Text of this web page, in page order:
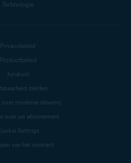
Technologie
Privacybeleid
Productbeleid
Juridisch
melden
over moderne slavernij
over uw abonnement
Settings
van het contract